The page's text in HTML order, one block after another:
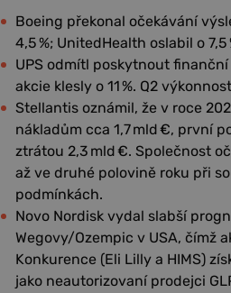
Boeing překonal očekávání
4,5 %; UnitedHealth oslabil o
UPS odmítl poskytnout
akcie klesly o 11 %. Q2
Stellantis oznámil, že v roce
nákladům cca 1,7 mld €, první
ztrátou 2,3 mld €. Společnost
až ve druhé polovině roku při
podmínkách.
Novo Nordisk vydal slabší
Wegovy/Ozempic v USA, čímž
Konkurence (Eli Lilly a HIMS)
jako neautorizovaní prodejci